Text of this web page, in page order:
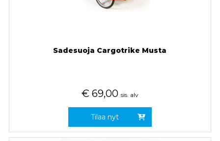
Sadesuoja Cargotrike Musta
€ 69,00 sis. alv
Tilaa nyt